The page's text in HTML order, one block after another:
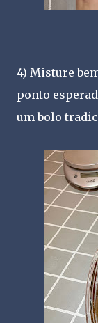
4) Misture
ponto
um bolo